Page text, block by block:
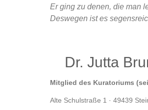
Er ging zu denen, die man
Deswegen ist es
Dr. Jutta
Mitglied des Kuratoriums
Alte Schulstraße 1 · 49439